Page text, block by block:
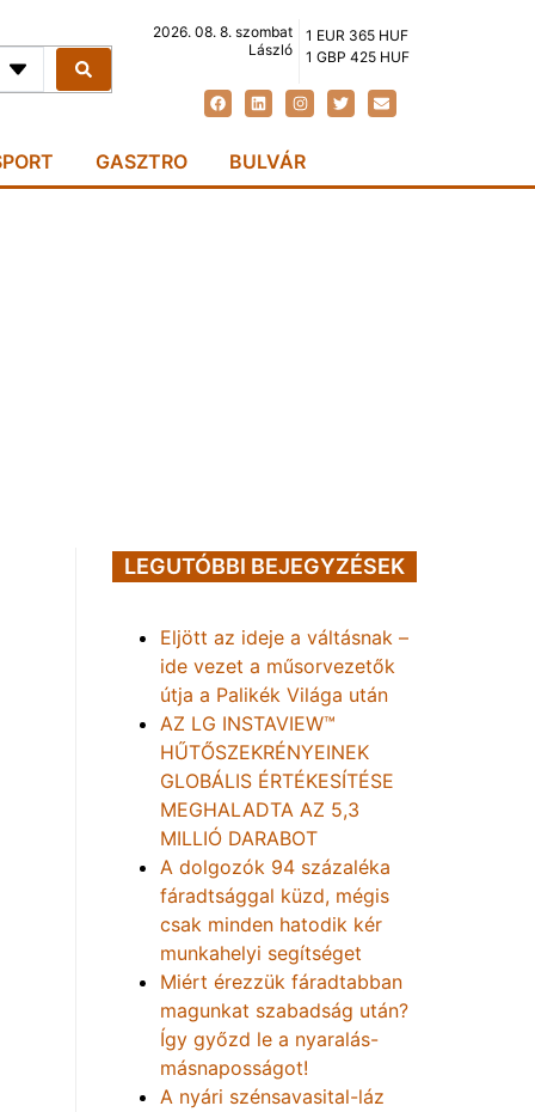
2026. 08. 8. szombat
László
1 EUR 365 HUF
1 GBP 425 HUF
GASZTRO BULVÁR
LEGUTÓBBI BEJEGYZÉSEK
Eljött az ideje a váltásnak –
ide vezet a műsorvezetők
útja a Palikék Világa után
AZ LG INSTAVIEW™
HŰTŐSZEKRÉNYEINEK
GLOBÁLIS ÉRTÉKESÍTÉSE
MEGHALADTA AZ 5,3
MILLIÓ DARABOT
A dolgozók 94 százaléka
fáradtsággal küzd, mégis
csak minden hatodik kér
munkahelyi segítséget
Miért érezzük fáradtabban
magunkat szabadság után?
Így győzd le a nyaralás-
másnaposságot!
A nyári szénsavasital-láz